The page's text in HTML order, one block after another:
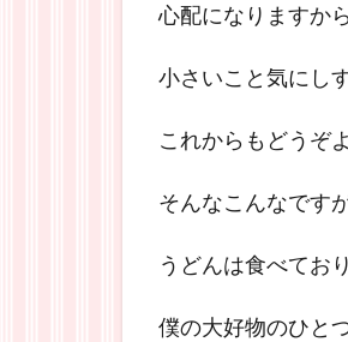
心配になりますか
小さいこと気にし
これからもどうぞ
そんなこんなです
うどんは食べてお
僕の大好物のひと